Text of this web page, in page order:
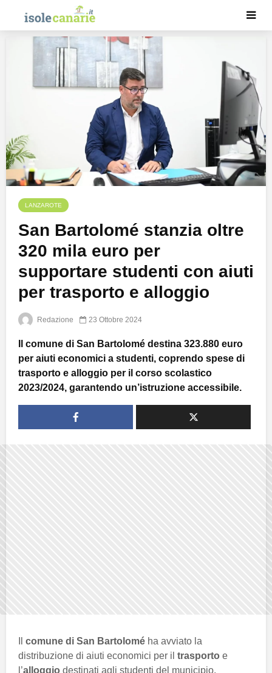
LANZAROTE
San Bartolomé stanzia oltre
320 mila euro per
supportare studenti con aiuti
per trasporto e alloggio
Redazione 23 Ottobre 2024
Il comune di San Bartolomé destina 323.880 euro
per aiuti economici a studenti, coprendo spese di
trasporto e alloggio per il corso scolastico
2023/2024, garantendo un’istruzione accessibile.
comune di San Bartolomé ha avviato la
distribuzione di aiuti economici per il trasporto e
l’alloggio destinati agli studenti del municipio,